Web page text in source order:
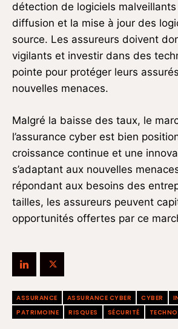
détection de logiciels
diffusion et la mise à jour des
source. Les assureurs doivent
vigilants et investir dans des
pointe pour protéger leurs
nouvelles menaces.
Malgré la baisse des taux, le
l’assurance cyber est bien
croissance continue et une
s’adaptant aux nouvelles
répondant aux besoins des
tailles, les assureurs peuvent
opportunités offertes par ce
ASSURANCE ASSURANCE CYBER CYBER
PATRIMOINE
RISQUES SÉCURITÉ